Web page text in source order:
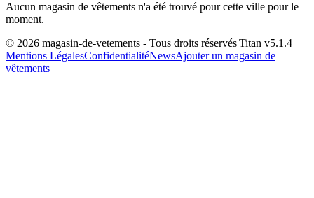
Aucun magasin de vêtements n'a été trouvé pour cette ville pour le
moment.
© 2026 magasin-de-vetements - Tous droits réservés|Titan v5.1.4
Mentions LégalesConfidentialitéNewsAjouter un magasin de
vêtements